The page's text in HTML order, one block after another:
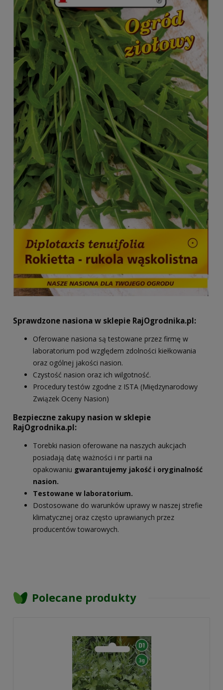
Sprawdzone nasiona w sklepie RajOgrodnika.pl:
Oferowane nasiona są testowane przez firmę w
laboratorium pod względem zdolności kiełkowania
oraz ogólnej jakości nasion.
Czystość nasion oraz ich wilgotność.
Procedury testów zgodne z ISTA (Międzynarodowy
Związek Oceny Nasion)
Bezpieczne zakupy nasion w sklepie
RajOgrodnika.pl:
Torebki nasion oferowane na naszych aukcjach
posiadają datę ważności i nr partii na
opakowaniu gwarantujemy jakość i oryginalność
nasion.
Testowane w laboratorium.
Dostosowane do warunków uprawy w naszej strefie
klimatycznej oraz często uprawianych przez
producentów towarowych.
Polecane produkty